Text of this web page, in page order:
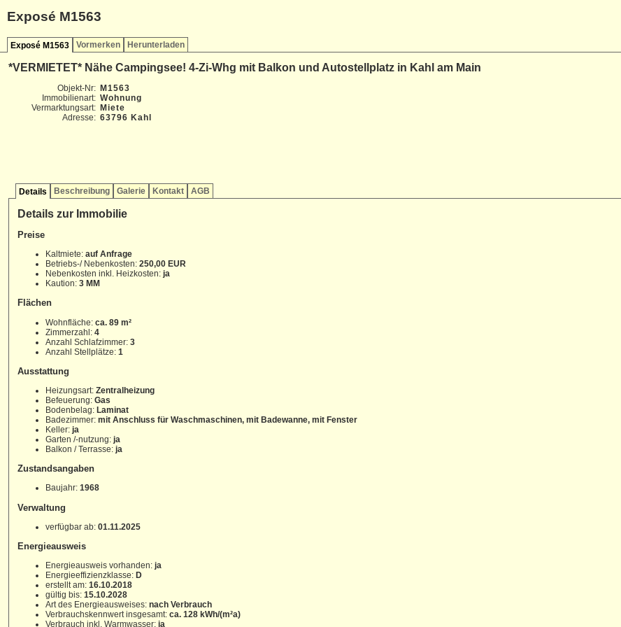
Exposé M1563
Exposé M1563 Vormerken Herunterladen
*VERMIETET* Nähe Campingsee! 4-Zi-Whg mit Balkon und Autostellplatz in Kahl am Main
Objekt-Nr: M1563
Immobilienart: Wohnung
Vermarktungsart: Miete
Adresse: 63796 Kahl
Details Beschreibung Galerie Kontakt AGB
Details zur Immobilie
Preise
Kaltmiete: auf Anfrage
Betriebs-/ Nebenkosten: 250,00 EUR
Nebenkosten inkl. Heizkosten: ja
Kaution: 3 MM
Flächen
Wohnfläche: ca. 89 m²
Zimmerzahl: 4
Anzahl Schlafzimmer: 3
Anzahl Stellplätze: 1
Ausstattung
Heizungsart: Zentralheizung
Befeuerung: Gas
Bodenbelag: Laminat
Badezimmer: mit Anschluss für Waschmaschinen, mit Badewanne, mit Fenster
Keller: ja
Garten /-nutzung: ja
Balkon / Terrasse: ja
Zustandsangaben
Baujahr: 1968
Verwaltung
verfügbar ab: 01.11.2025
Energieausweis
Energieausweis vorhanden: ja
Energieeffizienzklasse: D
erstellt am: 16.10.2018
gültig bis: 15.10.2028
Art des Energieausweises: nach Verbrauch
Verbrauchskennwert insgesamt: ca. 128 kWh/(m²a)
Verbrauch inkl. Warmwasser: ja